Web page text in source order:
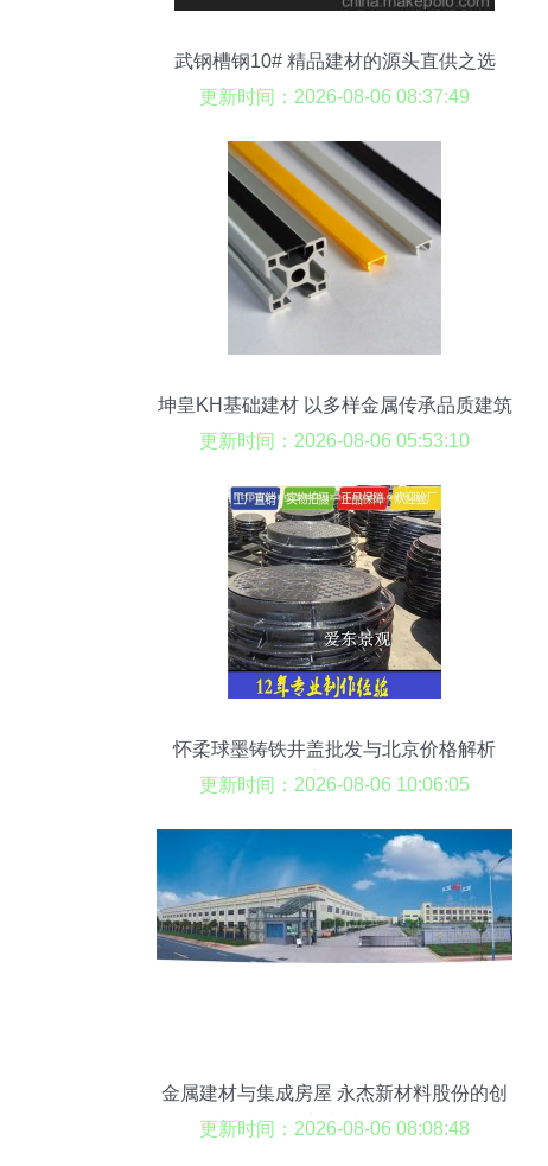
武钢槽钢10# 精品建材的源头直供之选
更新时间：2026-08-06 08:37:49
坤皇KH基础建材 以多样金属传承品质建筑
更新时间：2026-08-06 05:53:10
怀柔球墨铸铁井盖批发与北京价格解析
——选择爱东景观的四大理由
更新时间：2026-08-06 10:06:05
金属建材与集成房屋 永杰新材料股份的创
新实践
更新时间：2026-08-06 08:08:48